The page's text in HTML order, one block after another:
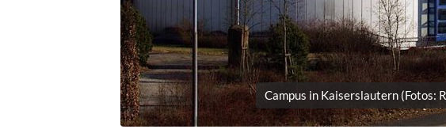
Campus in Kaiserslautern (Fotos: